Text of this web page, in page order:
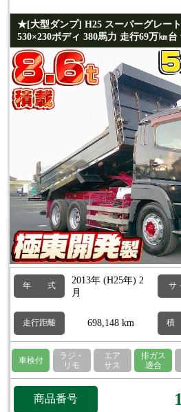
★[大型ダンプ] H25 スーパーグレー
530×230ボディ 380馬力 走行69万㎞
年 式
2013年 (H25年) 2
月
サ
走行距離 698,148 km
車検付
ラジ・
リモ
エア
サス
排ガス
適合
商品番号